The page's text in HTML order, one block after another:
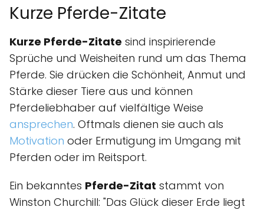
Kurze Pferde-Zitate
Kurze Pferde-Zitate sind inspirierende
Sprüche und Weisheiten rund um das Thema
Pferde. Sie drücken die Schönheit, Anmut und
Stärke dieser Tiere aus und können
Pferdeliebhaber auf vielfältige Weise
ansprechen. Oftmals dienen sie auch als
Motivation oder Ermutigung im Umgang mit
Pferden oder im Reitsport.
Ein bekanntes Pferde-Zitat stammt von
Winston Churchill: "Das Glück dieser Erde liegt